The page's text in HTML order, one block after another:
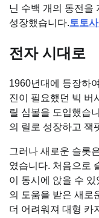
닌 수백 개의 동전을
성장했습니다.토토
전자 시대로
1960년대에 등장하
진이 필요했던 빅 버
릴 심볼을 도입했습
의 릴로 성장하고 잭
그러나 새로운 슬롯
였습니다. 처음으로
이 동시에 앉을 수
의 도움을 받은 새로
더 어려워져 대형 카